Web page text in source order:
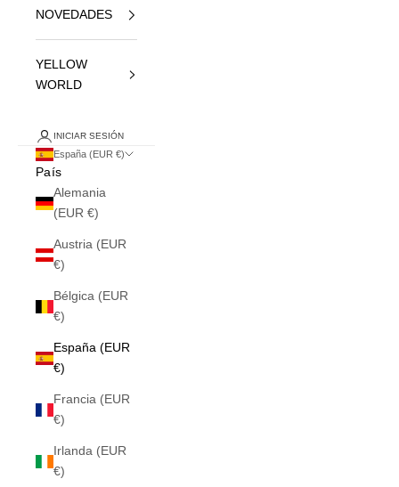
NOVEDADES
YELLOW
WORLD
INICIAR SESIÓN
España (EUR €)
País
Alemania
(EUR €)
Austria (EUR
€)
Bélgica (EUR
€)
España (EUR
€)
Francia (EUR
€)
Irlanda (EUR
€)